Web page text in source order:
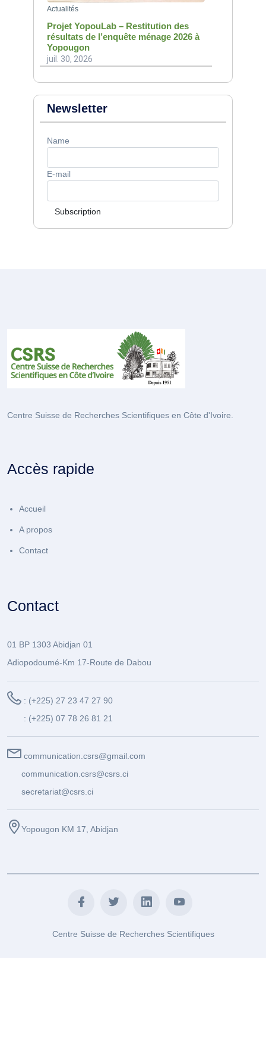
Actualités
Projet YopouLab – Restitution des
résultats de l’enquête ménage 2026 à
Yopougon
juil. 30, 2026
Newsletter
Name
E-mail
Subscription
Centre Suisse de Recherches Scientifiques en Côte d'Ivoire.
Accès rapide
Accueil
A propos
Contact
Contact
01 BP 1303 Abidjan 01
Adiopodoumé-Km 17-Route de Dabou
: (+225) 27 23 47 27 90
: (+225) 07 78 26 81 21
communication.csrs@gmail.com
communication.csrs@csrs.ci
secretariat@csrs.ci
Yopougon KM 17, Abidjan
Centre Suisse de Recherches Scientifiques